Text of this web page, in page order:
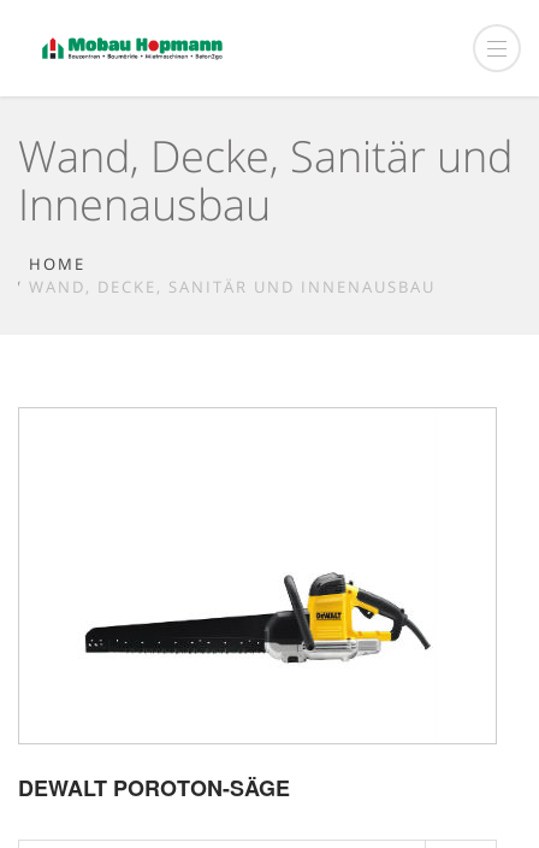
Wand, Decke, Sanitär und
Innenausbau
HOME
WAND, DECKE, SANITÄR UND INNENAUSBAU
DEWALT POROTON-SÄGE